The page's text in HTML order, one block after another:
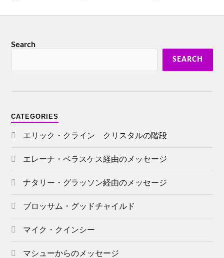
Search
SEARCH
CATEGORIES
エリック・クライン クリスタルの階段
エレーナ・ベラスケス経由のメッセージ
ナタリー・グラッソン経由のメッセージ
ブロッサム・グッドチャイルド
マイク・クインシー
マシューからのメッセージ